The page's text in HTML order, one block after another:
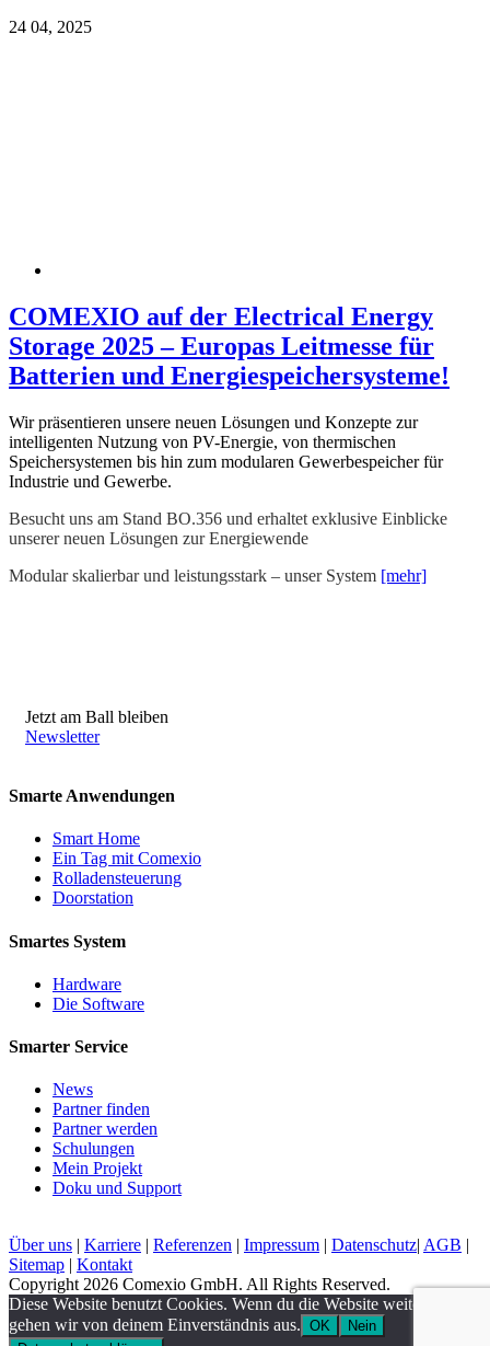
24 04, 2025
COMEXIO auf der Electrical Energy
Storage 2025 – Europas Leitmesse für
Batterien und Energiespeichersysteme!
Wir präsentieren unsere neuen Lösungen und Konzepte zur
intelligenten Nutzung von PV-Energie, von thermischen
Speichersystemen bis hin zum modularen Gewerbespeicher für
Industrie und Gewerbe.
Besucht uns am Stand BO.356 und erhaltet exklusive Einblicke
unserer neuen Lösungen zur Energiewende
Modular skalierbar und leistungsstark – unser System [mehr]
Jetzt am Ball bleiben
Newsletter
Smarte Anwendungen
Smart Home
Ein Tag mit Comexio
Rolladensteuerung
Doorstation
Smartes System
Hardware
Die Software
Smarter Service
News
Partner finden
Partner werden
Schulungen
Mein Projekt
Doku und Support
Über uns | Karriere | Referenzen | Impressum | Datenschutz| AGB |
Sitemap | Kontakt
Copyright 2026 Comexio GmbH. All Rights Reserved.
Diese Website benutzt Cookies. Wenn du die Website weiter nutzt,
gehen wir von deinem Einverständnis aus. OK
Nein